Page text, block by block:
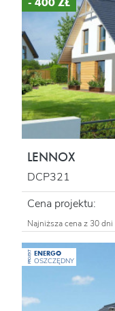
LENNOX
DCP321
Cena projektu:
Najniższa cena z 30
PROJEKT ENERGO
OSZCZĘDNY